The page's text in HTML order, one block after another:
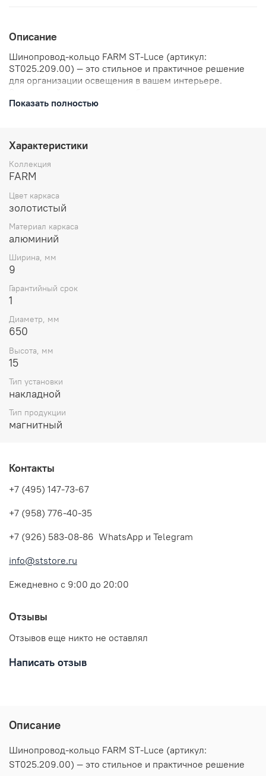
Описание
Шинопровод-кольцо FARM ST-Luce (артикул:
ST025.209.00) — это стильное и практичное решение
для организации освещения в вашем интерьере.
изысканность и теплоту, гармонично сочетаясь с
надёжностью. Он легко монтируется и позволяет
создавать разнообразные световые сценарии.
Благодаря своей гибкости, шинопровод можно
адаптировать под любые потребности и особенности
ST025.209.00; - цвет: золотистый; - материал
обеспечивает долгий срок службы и устойчивость к
внешним воздействиям. Шинопровод-кольцо FARM ST-
Luce станет не только функциональным элементом
вашей системы освещения, но и стильным акцентом в
интерьере. Он идеально подойдёт для создания уютной
атмосферы в гостиной, спальне или офисе. Позвольте
ST-Luce!
Показать полностью
Характеристики
Коллекция
FARM
Цвет каркаса
золотистый
Материал каркаса
алюминий
Ширина, мм
9
Гарантийный срок
1
Диаметр, мм
650
Высота, мм
15
Тип установки
накладной
Тип продукции
магнитный
Контакты
+7 (495) 147-73-67
+7 (958) 776-40-35
+7 (926) 583-08-86 WhatsApp и Telegram
info@ststore.ru
Ежедневно с 9:00 до 20:00
Отзывы
Отзывов еще никто не оставлял
Написать отзыв
Описание
Шинопровод-кольцо FARM ST-Luce (артикул:
ST025.209.00) — это стильное и практичное решение